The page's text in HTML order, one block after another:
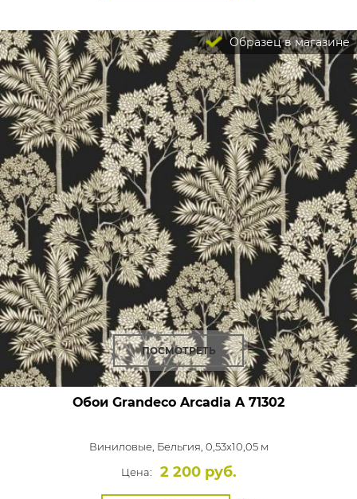
Образец в магазине
ПОСМОТРЕТЬ
Обои Grandeco Arcadia A 71302
Виниловые, Бельгия, 0,53x10,05 м
Цена:
2 200 руб.